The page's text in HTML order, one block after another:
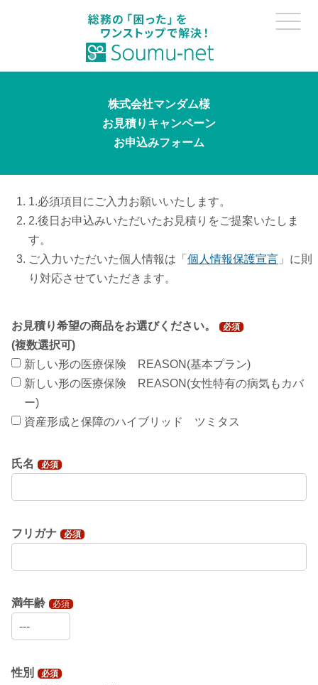
株式会社マンダム様
お見積りキャンペーン
お申込みフォーム
1.必須項目にご入力お願いいたします。
2.後日お申込みいただいたお見積りをご提案いたしま
す。
ご入力いただいた個人情報は「 個人情報保護宣言 」に則
り対応させていただきます。
お見積り希望の商品をお選びください。 必須
(複数選択可)
新しい形の医療保険 REASON(基本プラン)
新しい形の医療保険 REASON(女性特有の病気もカバ
ー)
資産形成と保障のハイブリッド ツミタス
氏名 必須
フリガナ 必須
満年齢 必須
性別 必須